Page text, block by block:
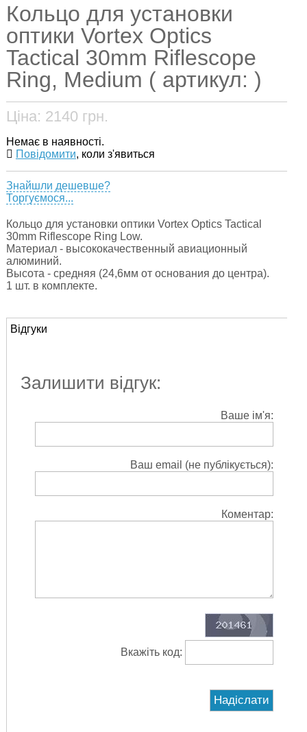
Кольцо для установки
оптики Vortex Optics
Tactical 30mm Riflescope
Ring, Medium ( артикул: )
Ціна: 2140 грн.
Немає в наявності.
Повідомити, коли з'явиться
Знайшли дешевше?
Торгуємося...
Кольцо для установки оптики Vortex Optics Tactical
30mm Riflescope Ring Low.
Материал - высококачественный авиационный
алюминий.
Высота - средняя (24,6мм от основания до центра).
1 шт. в комплекте.
Відгуки
Залишити відгук:
Ваше ім'я:
Ваш email (не публікується):
Коментар:
Вкажіть код: